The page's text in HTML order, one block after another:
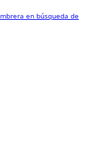
en búsqueda de